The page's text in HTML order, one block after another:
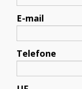
E-mail
Telefone